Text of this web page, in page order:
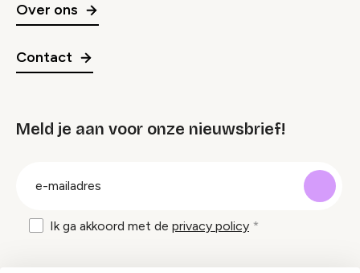
Over ons
Contact
Meld je aan voor onze nieuwsbrief!
Ik ga akkoord met de privacy policy